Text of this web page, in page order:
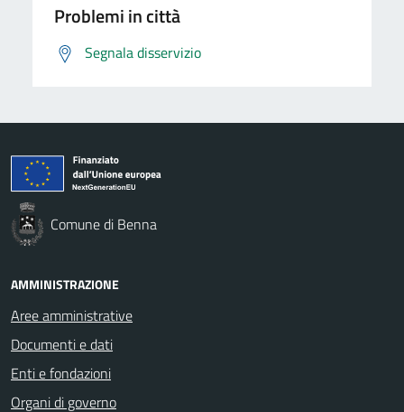
Problemi in città
Segnala disservizio
Comune di Benna
AMMINISTRAZIONE
Aree amministrative
Documenti e dati
Enti e fondazioni
Organi di governo